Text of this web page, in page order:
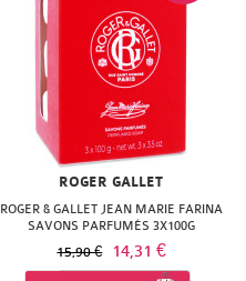
ROGER GALLET
ROGER & GALLET JEAN MARIE FARINA
SAVONS PARFUMÉS 3X100G
15,90 € 14,31 €